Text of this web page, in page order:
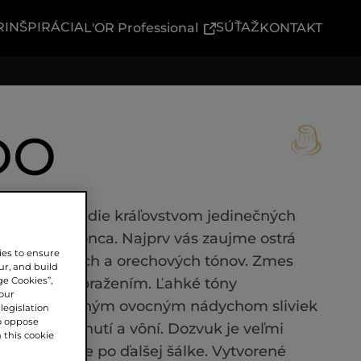
INŠPIRÁCIAL'OR Professional(External link)
SÚŤAŽKONTAKT
vás prevedie kráľovstvom jedinečných
až do konca. Najprv vás zaujme ostrá
a orechových tónov. Zmes
tmavým pražením. Ľahké tóny
s jemným ovocným nádychom sliviek
plné chutí a vôní. Dozvuk je veľmi
zatúžite po ďalšej šálke. Vytvorené
to ensure
and build
Cookies”,
oppose
this cookie